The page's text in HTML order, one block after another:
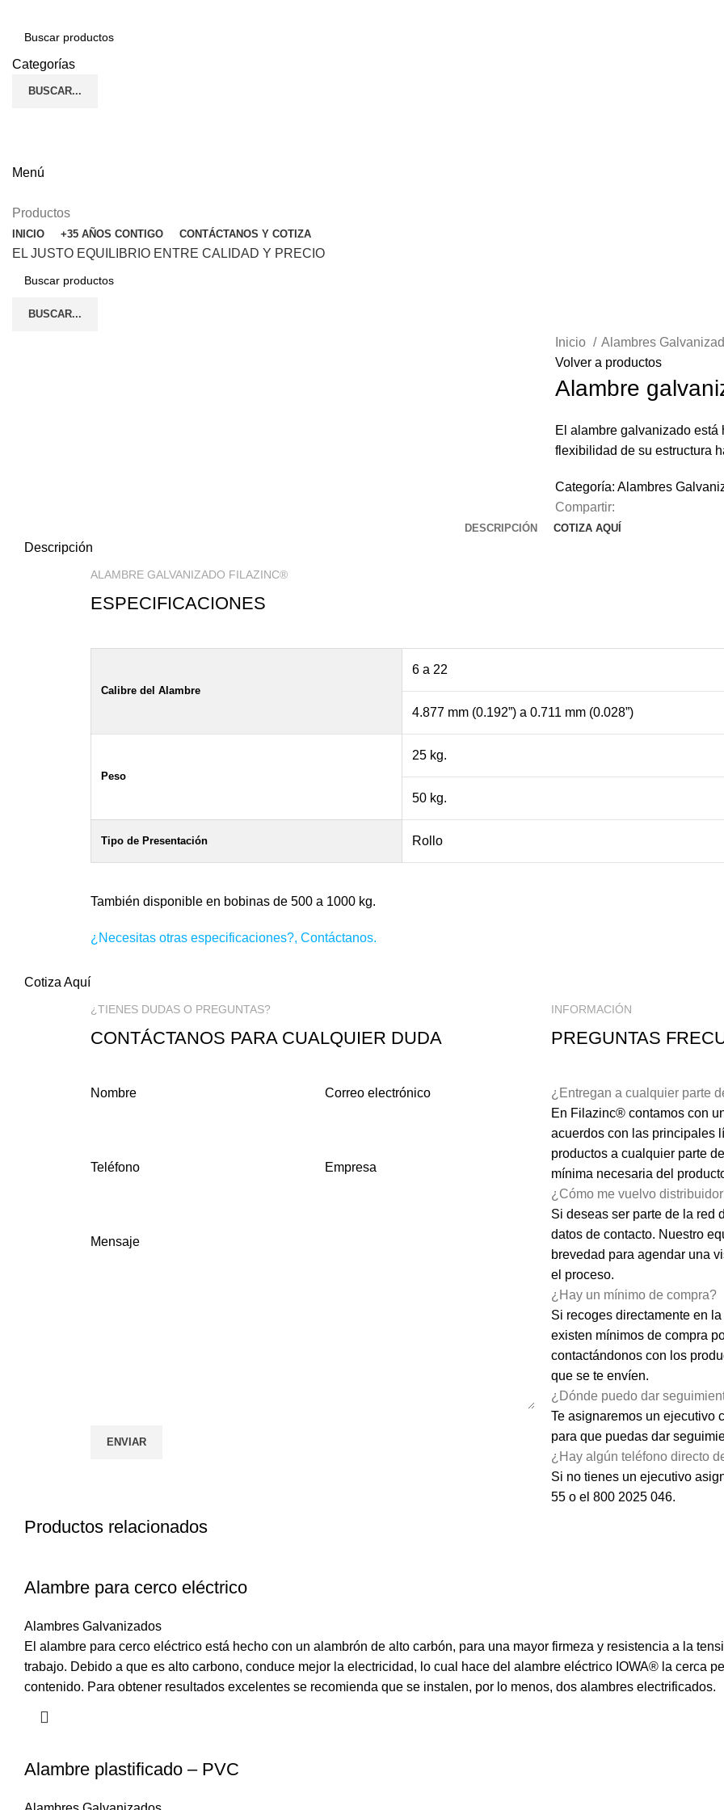
Categorías
BUSCAR...
Menú
Productos
INICIO +35 AÑOS CONTIGO CONTÁCTANOS Y COTIZA
EL JUSTO EQUILIBRIO ENTRE CALIDAD Y PRECIO
BUSCAR...
Inicio Alambres
Volver a productos
Alambre
El alambre galvanizado está
flexibilidad de su estructura
Categoría: Alambres
Compartir:
DESCRIPCIÓN COTIZA AQUÍ
Descripción
ALAMBRE GALVANIZADO FILAZINC®
ESPECIFICACIONES
Calibre del Alambre
6 a 22
4.877 mm (0.192”) a 0.711 mm (0.028”)
Peso
25 kg.
50 kg.
Tipo de Presentación Rollo
También disponible en bobinas de 500 a 1000 kg.
¿Necesitas otras especificaciones?, Contáctanos.
Cotiza Aquí
¿TIENES DUDAS O PREGUNTAS?
CONTÁCTANOS PARA CUALQUIER DUDA
Nombre Correo electrónico
Teléfono Empresa
Mensaje
INFORMACIÓN
PREGUNTAS
¿Entregan a cualquier parte
En Filazinc® contamos con
acuerdos con las principales
productos a cualquier parte
mínima necesaria del
¿Cómo me vuelvo
Si deseas ser parte de la red
datos de contacto. Nuestro
brevedad para agendar una
el proceso.
¿Hay un mínimo de compra?
Si recoges directamente en
existen mínimos de compra
contactándonos con los
que se te envíen.
¿Dónde puedo dar
Te asignaremos un ejecutivo
para que puedas dar
¿Hay algún teléfono directo
Si no tienes un ejecutivo
55 o el 800 2025 046.
Productos relacionados
Alambre para cerco eléctrico
Alambres Galvanizados
El alambre para cerco eléctrico está hecho con un alambrón de alto carbón, para una mayor firmeza y resistencia a la
trabajo. Debido a que es alto carbono, conduce mejor la electricidad, lo cual hace del alambre eléctrico IOWA® la cerca
contenido. Para obtener resultados excelentes se recomienda que se instalen, por lo menos, dos alambres electrificados.
Alambre plastificado – PVC